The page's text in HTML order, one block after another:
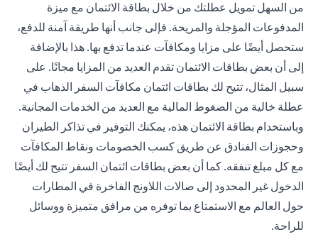
من السهل تمويل عطلتك من خلال بطاقة الائتمان مع ميزة
المدفوعات المؤجلة والمريحة. فإلى جانب أنها طريقة آمنة للدفع،
ستحصل أيضًا على مزايا ومكافآت عندما تدفع بها. هذا بالإضافة
إلى أن بعض بطاقات الائتمان تقدم العديد من المزايا مجانًا. على
سبيل المثال، تتيح لك بطاقات ائتمان مكافآت السفر الذهاب في
عطلة خالية من الضغوط المالية مع العديد من الخدمات المجانية.
وباستخدام بطاقة الائتمان هذه، يمكنك التوفير في تذاكر الطيران
وحجوزات الفنادق عن طريق كسب الخصومات ونقاط المكافآت
مع كل مبلغ تنفقه. كما أن بعض بطاقات ائتمان السفر تتيح لك أيضًا
الدخول غير المحدود إلى صالات اللاونج الفاخرة في المطارات
حول العالم مع الاستمتاع بما توفره من مرافق متميزة ووسائل
للراحة.